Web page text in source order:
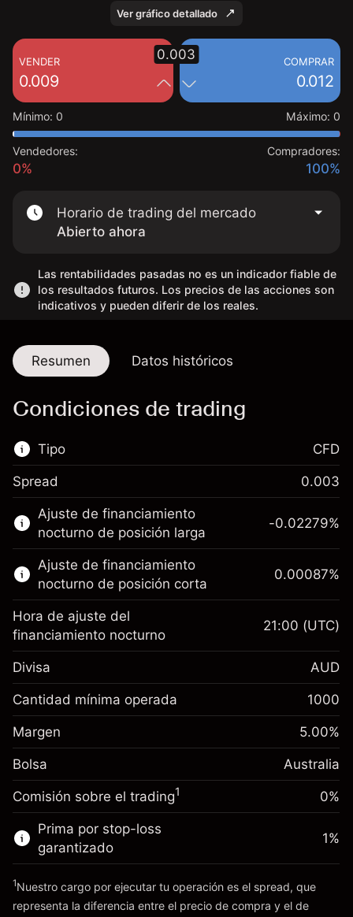
Ver gráfico detallado
VENDER
0.009
COMPRAR
0.012
0.003
Mínimo: 0 Máximo: 0
Vendedores:
0%
Compradores:
100%
Horario de trading del mercado
Abierto ahora
Las rentabilidades pasadas no es un indicador fiable de
los resultados futuros. Los precios de las acciones son
indicativos y pueden diferir de los reales.
Resumen Datos históricos
Condiciones de trading
Tipo
Este mercado financiero está disponible para
hacer trading con CFD.
Obtén más información sobre:
CFD
CFD
Spread 0.003
Ajuste de financiamiento
nocturno de posición larga
A$1,000.00
Ajuste de
financiamiento nocturno
Cargos por el valor total de la
posición
-0.022788
%
(-A$4.56)
Tamaño de la operación con apalancamiento
A$20,000.00
Dinero del apalancamiento ~ $
Ir a la plataforma
-0.02279%
Ajuste de financiamiento
nocturno de posición corta
Margen. Tu inversión
A$1,000.00
Ajuste de
Cargos por el valor total de la
posición
0.00087%
(A$0.17)
Tamaño de la operación con apalancamiento
A$20,000.00
Dinero del apalancamiento ~ $
Ir a la plataforma
0.00087%
Hora de ajuste del
financiamiento nocturno
21:00 (UTC)
Divisa AUD
Cantidad mínima operada 1000
Margen 5.00%
Bolsa Australia
Comisión sobre el trading1 0%
Prima por stop-loss
garantizado
1%
1Nuestro cargo por ejecutar tu operación es el spread, que
representa la diferencia entre el precio de compra y el de